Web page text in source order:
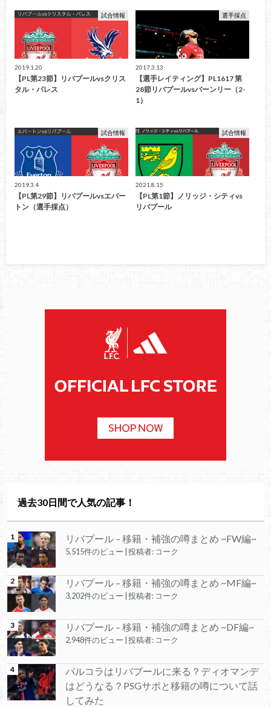
試合情報
2019.1.20
【PL第23節】リバプールvsクリス
タル・パレス
選手採点
2017.3.13
【選手レイティング】PL1617 第
28節リバプールvsバーンリー（2-
1）
試合情報
2019.3.4
【PL第29節】リバプールvsエバー
トン（選手採点）
試合情報
2021.8.15
【PL第1節】ノリッジ・シティvs
リバプール
過去30日間で人気の記事！
リバプール – 移籍・補強の噂まとめ ~FW編~
5,515件のビュー 投稿者: コーク
リバプール – 移籍・補強の噂まとめ ~MF編~
3,202件のビュー 投稿者: コーク
リバプール – 移籍・補強の噂まとめ ~DF編~
2,948件のビュー 投稿者: コーク
バルコラはリバプールに来る？ディオマンデ
はどうなる？PSGサポと移籍の噂について話
してみた